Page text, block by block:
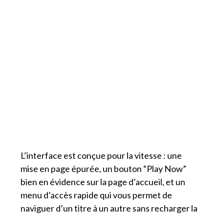
L’interface est conçue pour la vitesse : une
mise en page épurée, un bouton “Play Now”
bien en évidence sur la page d’accueil, et un
menu d’accès rapide qui vous permet de
naviguer d’un titre à un autre sans recharger la